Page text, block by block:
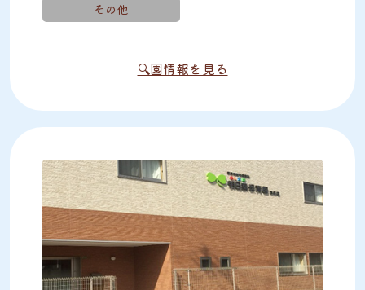
その他
🔍園情報を見る